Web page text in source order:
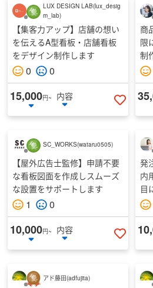
LUX DESIGN LAB(lux_desig
m_lab)
【集客力アップ】店舗の想い
を伝えるA型看板・店舗看板
をデザイン制作します
0 0
15,000円~
内容
いいね
商
限
制
SC_WORKS(wataru0505)
【屋外広告士監修】申請不要
な看板図面を作成しスムーズ
な設置をサポートします
1 0
10,000円~
内容
いいね
発
内
目
アド藤田(adfujita)